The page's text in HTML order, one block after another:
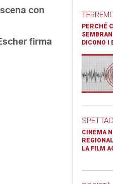
con
firma
PERCHÉ
DICONO I
CINEMA
LA FILM